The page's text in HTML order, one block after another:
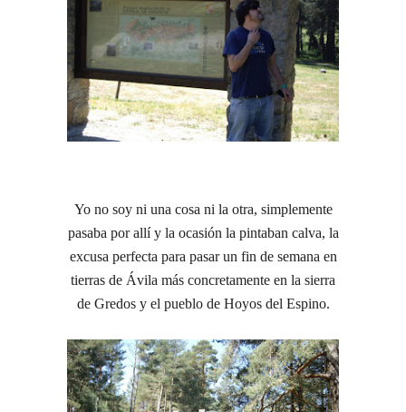
Yo no soy ni una cosa ni la otra, simplemente
pasaba por allí y la ocasión la pintaban calva, la
excusa perfecta para pasar un fin de semana en
tierras de Ávila más concretamente en la sierra
de Gredos y el pueblo de Hoyos del Espino.